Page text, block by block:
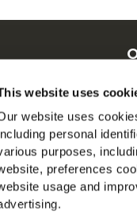
website uses
website uses
personal
purposes,
preferences
usage and